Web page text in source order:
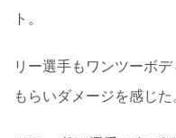
ト。
リー選手もワンツーボ
もらいダメージを感じた